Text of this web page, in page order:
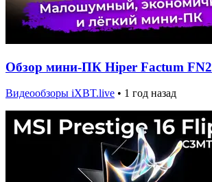
Обзор мини-ПК Hiper Factum FN2
Видеообзоры iXBT.live • 1 год назад